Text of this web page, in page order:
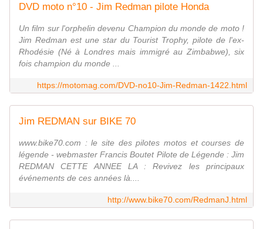
DVD moto n°10 - Jim Redman pilote Honda
Un film sur l'orphelin devenu Champion du monde de moto !
Jim Redman est une star du Tourist Trophy, pilote de l'ex-
Rhodésie (Né à Londres mais immigré au Zimbabwe), six
fois champion du monde ...
https://motomag.com/DVD-no10-Jim-Redman-1422.html
Jim REDMAN sur BIKE 70
www.bike70.com : le site des pilotes motos et courses de
légende - webmaster Francis Boutet Pilote de Légende : Jim
REDMAN CETTE ANNEE LA : Revivez les principaux
événements de ces années là....
http://www.bike70.com/RedmanJ.html